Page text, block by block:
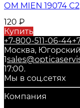
ОМ MIEN 19074 C2
120 ₽
Купить
+7-800-511-06-44
Москва, Югорский
1
17:00.
Мы в соц.сетях
Компания